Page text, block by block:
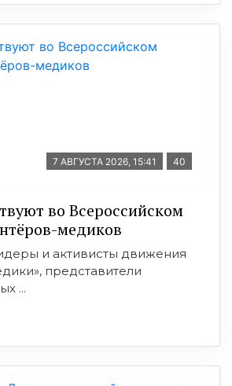
7 АВГУСТА 2026, 15:41 40
во Всероссийском
медиков
и активисты движения
представители
...